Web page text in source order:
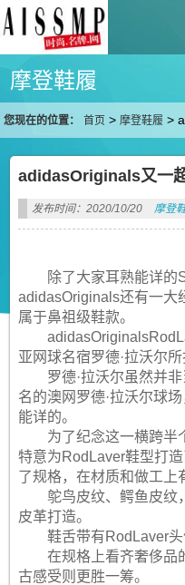
摩登鞋履
您现在的位置： 首页 >摩登鞋履 >
adidasOriginals又一
发布时间：2020/10/20 摩登
除了大家耳熟能详的
adidasOriginals还有一大
属于鼻祖级鞋款。
亚网球名宿罗德·拉沃尔
罗德·拉沃尔虽然并
名的澳网罗德·拉沃尔球
能详的。
为了纪念这一横跨半
特意为RodLaver鞋型打
了规格，在材质和做工上
鸵鸟皮纹、鳄鱼皮纹
皮革打造。
鞋舌带有RodLaver头
在规格上看齐奢侈品
古感受则更胜一筹。